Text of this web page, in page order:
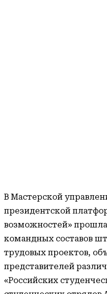
В Мастерской
президентской
возможностей»
командных составов
трудовых проектов,
представителей
«Российских